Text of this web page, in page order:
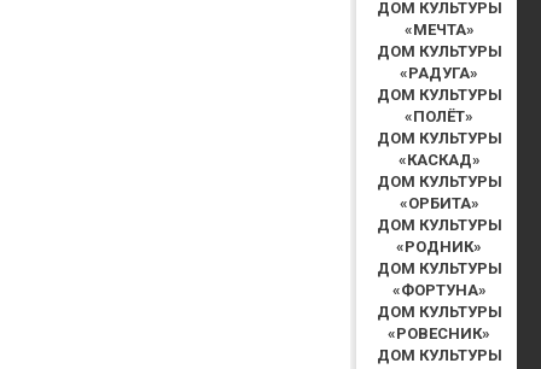
ДОМ КУЛЬТУРЫ
«МЕЧТА»
ДОМ КУЛЬТУРЫ
«РАДУГА»
ДОМ КУЛЬТУРЫ
«ПОЛЁТ»
ДОМ КУЛЬТУРЫ
«КАСКАД»
ДОМ КУЛЬТУРЫ
«ОРБИТА»
ДОМ КУЛЬТУРЫ
«РОДНИК»
ДОМ КУЛЬТУРЫ
«ФОРТУНА»
ДОМ КУЛЬТУРЫ
«РОВЕСНИК»
ДОМ КУЛЬТУРЫ